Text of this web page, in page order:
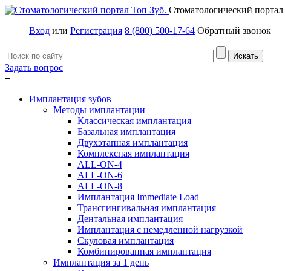
Стоматологический портал
Вход или Регистрация 8 (800) 500-17-64 Обратный звонок
Задать вопрос
≡
Имплантация зубов
Методы имплантации
Классическая имплантация
Базальная имплантация
Двухэтапная имплантация
Комплексная имплантация
ALL-ON-4
ALL-ON-6
ALL-ON-8
Имплантация Immediate Load
Трансгингивальная имплантация
Дентальная имплантация
Имплантация с немедленной нагрузкой
Скуловая имплантация
Комбинированная имплантация
Имплантация за 1 день